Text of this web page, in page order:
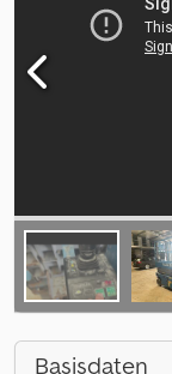
Basisdaten